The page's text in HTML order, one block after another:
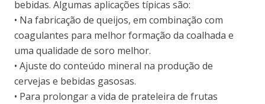
bebidas. Algumas aplicações típicas são:
• Na fabricação de queijos, em combinação com
coagulantes para melhor formação da coalhada e
uma qualidade de soro melhor.
• Ajuste do conteúdo mineral na produção de
cervejas e bebidas gasosas.
• Para prolongar a vida de prateleira de frutas